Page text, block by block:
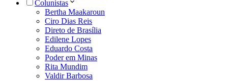
Colunistas
Bertha Maakaroun
Ciro Dias Reis
Direto de Brasília
Edilene Lopes
Eduardo Costa
Poder em Minas
Rita Mundim
Valdir Barbosa